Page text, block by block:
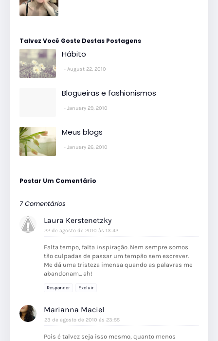
Talvez Você Goste Destas Postagens
Hábito
August 22, 2010
Blogueiras e fashionismos
January 29, 2010
Meus blogs
January 26, 2010
Postar Um Comentário
7 Comentários
Laura Kerstenetzky
22 de agosto de 2010 às 13:42
Falta tempo, falta inspiração. Nem sempre somos
tão culpadas de passar um tempão sem escrever.
Me dá uma tristeza imensa quando as palavras me
abandonam... ah!
Responder Excluir
Marianna Maciel
23 de agosto de 2010 às 23:55
Pois é talvez seja isso mesmo, quanto menos